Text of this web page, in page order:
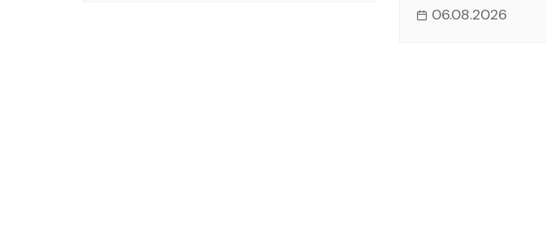
06.08.2026